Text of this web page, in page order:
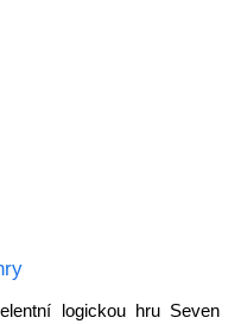
logickou hru Seven